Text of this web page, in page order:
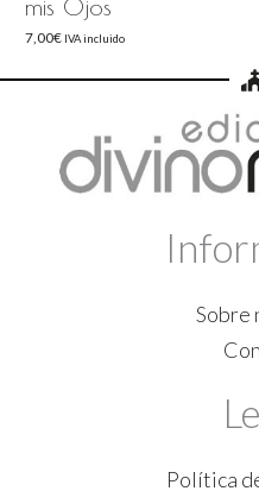
mis Ojos
7,00€ IVA incluido
Sobre
Política